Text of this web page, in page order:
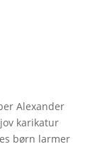
Alexander
karikatur
børn larmer